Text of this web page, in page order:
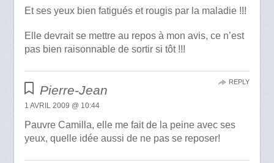
Et ses yeux bien fatigués et rougis par la maladie !!!
Elle devrait se mettre au repos à mon avis, ce n’est
pas bien raisonnable de sortir si tôt !!!
Pierre-Jean
1 AVRIL 2009 @ 10:44
Pauvre Camilla, elle me fait de la peine avec ses
yeux, quelle idée aussi de ne pas se reposer!
REPLY